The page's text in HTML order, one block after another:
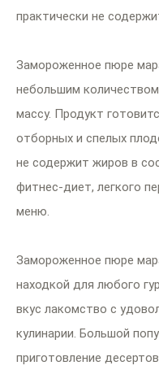
практически не
Замороженное пюре
небольшим
массу. Продукт
отборных и спелых
не содержит жиров в
фитнес-диет, легкого
меню.
Замороженное пюре
находкой для любого
вкус лакомство с
кулинарии. Большой
приготовление